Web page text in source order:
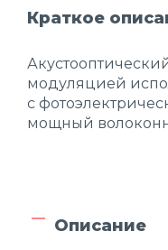
Краткое
модуляцией
с
мощный
Описание